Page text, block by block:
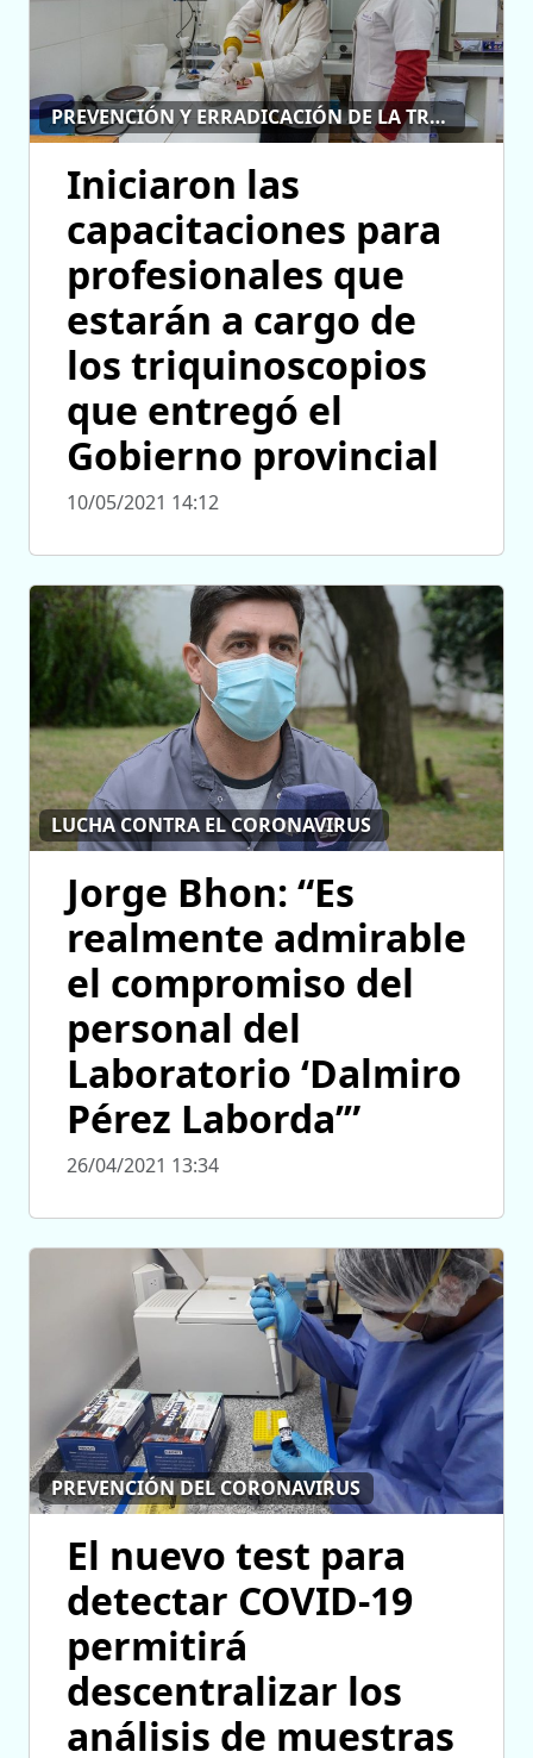
PREVENCIÓN Y ERRADICACIÓN DE LA TRIQUINOSIS
Iniciaron las
capacitaciones para
profesionales que
estarán a cargo de
los triquinoscopios
que entregó el
Gobierno provincial
10/05/2021 14:12
LUCHA CONTRA EL CORONAVIRUS
Jorge Bhon: “Es
realmente admirable
el compromiso del
personal del
Laboratorio ‘Dalmiro
Pérez Laborda’”
26/04/2021 13:34
PREVENCIÓN DEL CORONAVIRUS
El nuevo test para
detectar COVID-19
permitirá
descentralizar los
análisis de muestras